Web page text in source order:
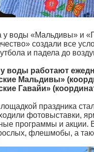
у воды «Мальдивы» и
создали все
и падела до
воды работают
Мальдивы»
Гавайи»
праздника
фотовыставки,
программы и
флешмобы, а